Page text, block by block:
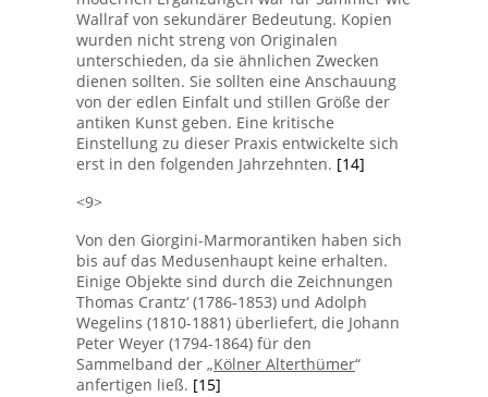
Wallraf von sekundärer Bedeutung. Kopien
wurden nicht streng von Originalen
unterschieden, da sie ähnlichen Zwecken
dienen sollten. Sie sollten eine Anschauung
von der edlen Einfalt und stillen Größe der
antiken Kunst geben. Eine kritische
Einstellung zu dieser Praxis entwickelte sich
erst in den folgenden Jahrzehnten. [14]
<9>
Von den Giorgini-Marmorantiken haben sich
bis auf das Medusenhaupt keine erhalten.
Einige Objekte sind durch die Zeichnungen
Thomas Crantz‘ (1786-1853) und Adolph
Wegelins (1810-1881) überliefert, die Johann
Peter Weyer (1794-1864) für den
Sammelband der „Kölner Alterthümer“
anfertigen ließ. [15]